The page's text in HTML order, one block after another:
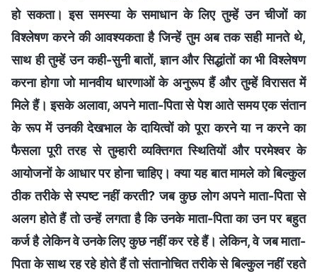
हो सकता। इस समस्या के समाधान के लिए तुम्हें उन चीजों का
विश्लेषण करने की आवश्यकता है जिन्हें तुम अब तक सही मानते थे,
साथ ही तुम्हें उन कही-सुनी बातों, ज्ञान और सिद्धांतों का भी विश्लेषण
करना होगा जो मानवीय धारणाओं के अनुरूप हैं और तुम्हें विरासत में
मिले हैं। इसके अलावा, अपने माता-पिता से पेश आते समय एक संतान
के रूप में उनकी देखभाल के दायित्वों को पूरा करने या न करने का
फैसला पूरी तरह से तुम्हारी व्यक्तिगत स्थितियों और परमेश्वर के
आयोजनों के आधार पर होना चाहिए। क्या यह बात मामले को बिल्कुल
ठीक तरीके से स्पष्ट नहीं करती? जब कुछ लोग अपने माता-पिता से
अलग होते हैं तो उन्हें लगता है कि उनके माता-पिता का उन पर बहुत
कर्ज है लेकिन वे उनके लिए कुछ नहीं कर रहे हैं। लेकिन, वे जब माता-
पिता के साथ रह रहे होते हैं तो संतानोचित तरीके से बिल्कुल नहीं रहते